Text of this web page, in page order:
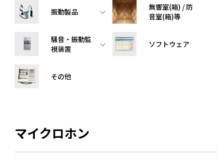
振動製品
無響室(箱) / 防
音室(箱)等
騒音・振動監
視装置
ソフトウェア
その他
マイクロホン